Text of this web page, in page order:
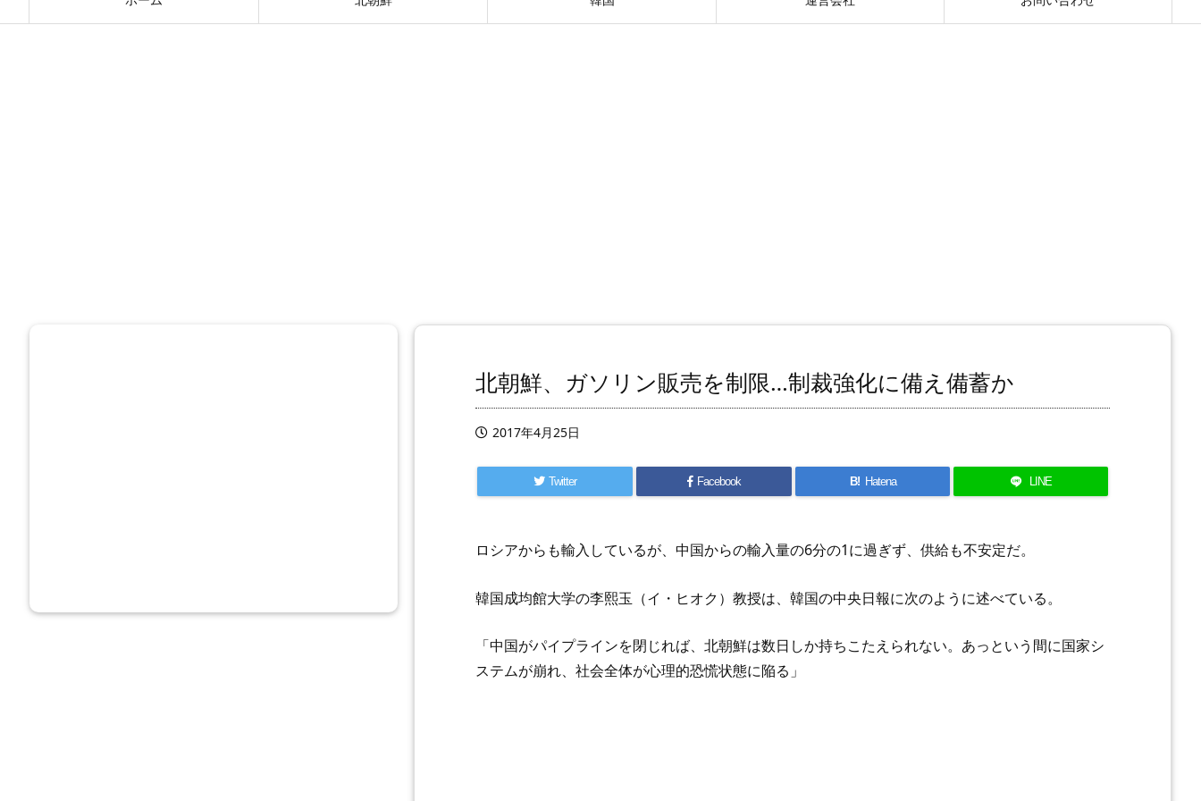
北朝鮮、ガソリン販売を制限…制裁強化に備え備蓄か
2017年4月25日
Twitter Facebook B! Hatena LINE
ロシアからも輸入しているが、中国からの輸入量の6分の1に過ぎず、供給も不安定だ。
韓国成均館大学の李熙玉（イ・ヒオク）教授は、韓国の中央日報に次のように述べている。
「中国がパイプラインを閉じれば、北朝鮮は数日しか持ちこたえられない。あっという間に国家シ
ステムが崩れ、社会全体が心理的恐慌状態に陥る」